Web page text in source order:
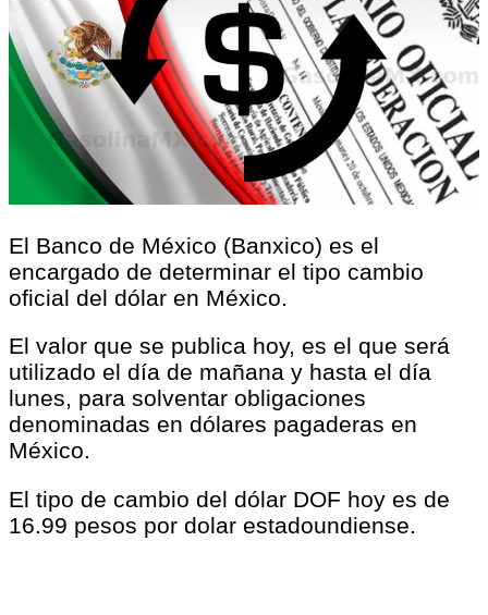
El Banco de México (Banxico) es el
encargado de determinar el tipo cambio
oficial del dólar en México.
El valor que se publica hoy, es el que será
utilizado el día de mañana y hasta el día
lunes, para solventar obligaciones
denominadas en dólares pagaderas en
México.
El tipo de cambio del dólar DOF hoy es de
16.99 pesos por dolar estadoundiense.